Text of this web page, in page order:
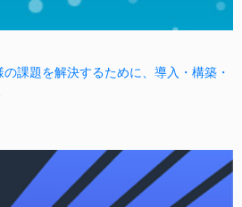
課題を解決するために、導入・構築・